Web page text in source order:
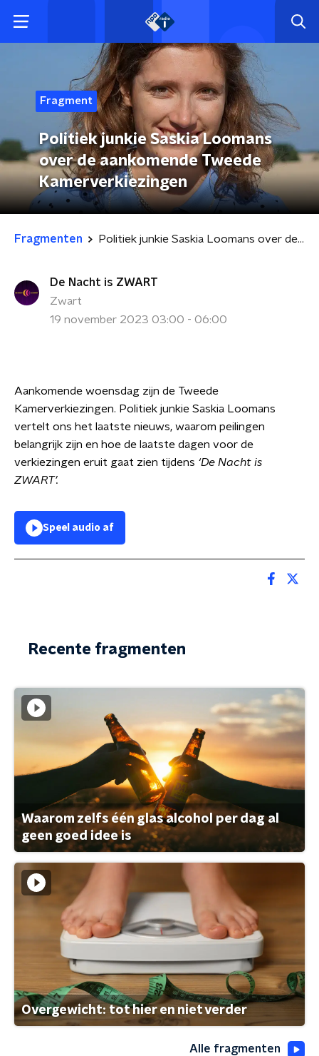
Fragment
Politiek junkie Saskia Loomans
over de aankomende Tweede
Kamerverkiezingen
Fragmenten Politiek junkie Saskia Loomans over de aankomende Tweede Kamerverkiezingen
De Nacht is ZWART
Zwart
19 november 2023 03:00 - 06:00
Aankomende woensdag zijn de Tweede
Kamerverkiezingen. Politiek junkie Saskia Loomans
vertelt ons het laatste nieuws, waarom peilingen
belangrijk zijn en hoe de laatste dagen voor de
verkiezingen eruit gaat zien tijdens ‘De Nacht is
ZWART’.
Speel audio af
Recente fragmenten
Waarom zelfs één glas alcohol per dag al
geen goed idee is
Overgewicht: tot hier en niet verder
Alle fragmenten